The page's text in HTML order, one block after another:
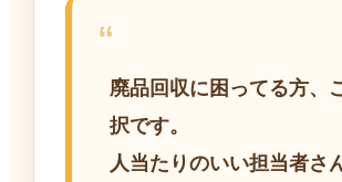
“
廃品回収に困ってる方、
択です。
人当たりのいい担当者さ